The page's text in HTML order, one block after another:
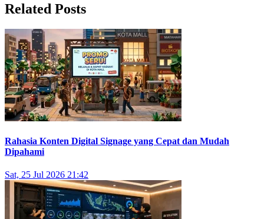
Related Posts
Rahasia Konten Digital Signage yang Cepat dan Mudah
Dipahami
Sat, 25 Jul 2026 21:42